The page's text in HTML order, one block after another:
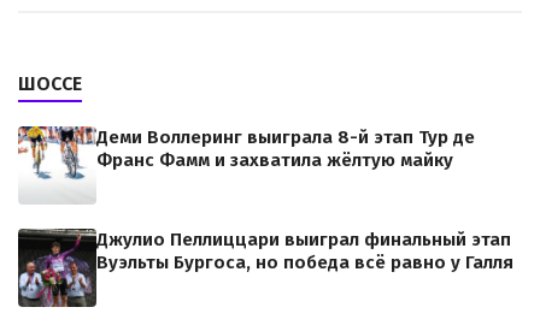
ШОССЕ
Деми Воллеринг выиграла 8-й этап Тур де
Франс Фамм и захватила жёлтую майку
Джулио Пеллиццари выиграл финальный этап
Вуэльты Бургоса, но победа всё равно у Галля